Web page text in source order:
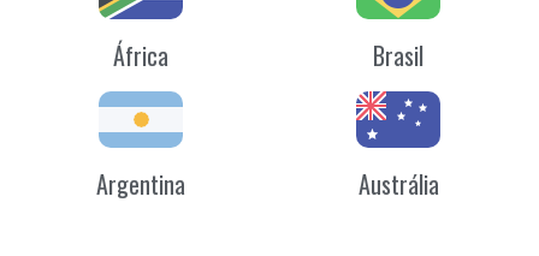
África Brasil
Argentina Austrália